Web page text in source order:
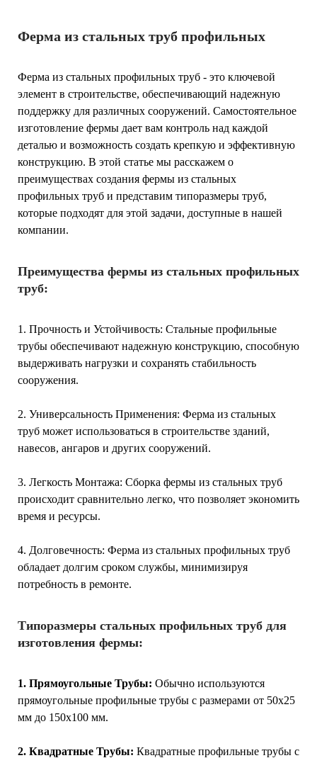
Ферма из стальных труб профильных
Ферма из стальных профильных труб - это ключевой
элемент в строительстве, обеспечивающий надежную
поддержку для различных сооружений. Самостоятельное
изготовление фермы дает вам контроль над каждой
деталью и возможность создать крепкую и эффективную
конструкцию. В этой статье мы расскажем о
преимуществах создания фермы из стальных
профильных труб и представим типоразмеры труб,
которые подходят для этой задачи, доступные в нашей
компании.
Преимущества фермы из стальных профильных
труб:
1. Прочность и Устойчивость: Стальные профильные
трубы обеспечивают надежную конструкцию, способную
выдерживать нагрузки и сохранять стабильность
сооружения.
2. Универсальность Применения: Ферма из стальных
труб может использоваться в строительстве зданий,
навесов, ангаров и других сооружений.
3. Легкость Монтажа: Сборка фермы из стальных труб
происходит сравнительно легко, что позволяет экономить
время и ресурсы.
4. Долговечность: Ферма из стальных профильных труб
обладает долгим сроком службы, минимизируя
потребность в ремонте.
Типоразмеры стальных профильных труб для
изготовления фермы:
1. Прямоугольные Трубы: Обычно используются
прямоугольные профильные трубы с размерами от 50x25
мм до 150x100 мм.
2. Квадратные Трубы: Квадратные профильные трубы с